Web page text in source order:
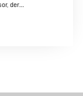
der…